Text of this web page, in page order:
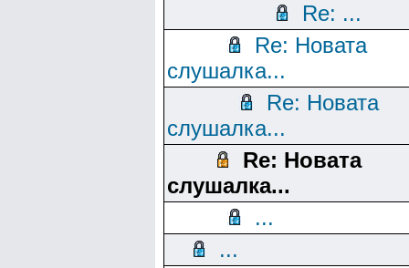
Re: ...
Re: Новата
слушалка...
Re: Новата
слушалка...
Re: Новата
слушалка...
...
...